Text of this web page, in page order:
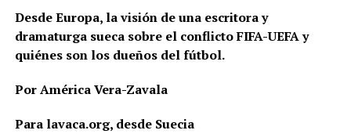
Desde Europa, la visión de una escritora y
dramaturga sueca sobre el conflicto FIFA-UEFA y
quiénes son los dueños del fútbol.
Por América Vera-Zavala
Para lavaca.org, desde Suecia